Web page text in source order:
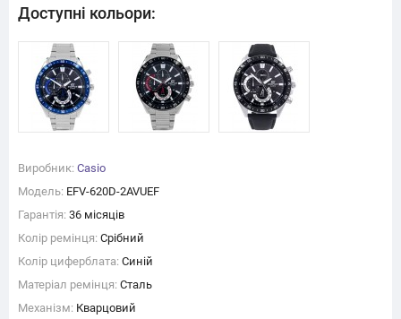
Доступні кольори:
Виробник: Casio
Модель: EFV-620D-2AVUEF
Гарантія: 36 місяців
Колір ремінця: Срібний
Колір циферблата: Синій
Матеріал ремінця: Сталь
Механізм: Кварцовий